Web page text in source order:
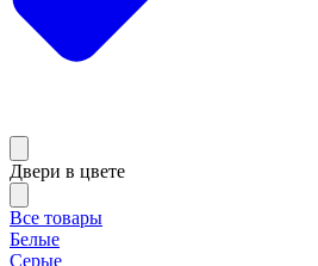
Двери в цвете
Все товары
Белые
Серые